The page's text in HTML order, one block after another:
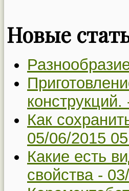
Новые
конструкций.
Как
05/06/2015
Какие есть
свойства -